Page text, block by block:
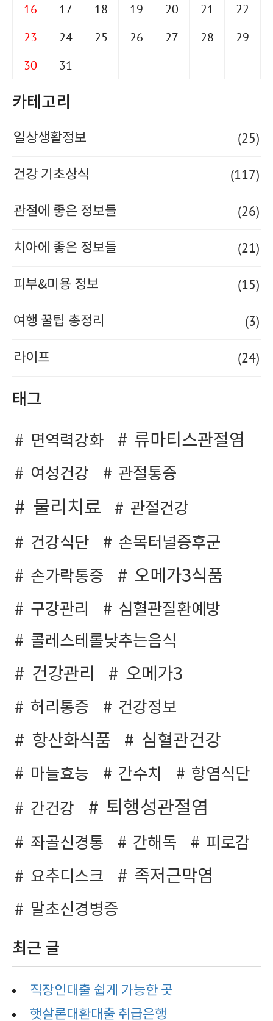
16
17 18 19 20 21
22
23
24 25 26 27 28
29
30
31
카테고리
일상생활정보 (25)
건강 기초상식 (117)
관절에 좋은 정보들 (26)
치아에 좋은 정보들 (21)
피부&미용 정보 (15)
여행 꿀팁 총정리 (3)
라이프 (24)
태그
면역력강화 류마티스관절염
여성건강 관절통증
물리치료
관절건강
건강식단
손목터널증후군
손가락통증
오메가3식품
구강관리
심혈관질환예방
콜레스테롤낮추는음식
건강관리 오메가3
허리통증 건강정보
항산화식품 심혈관건강
마늘효능 간수치
항염식단
간건강
퇴행성관절염
좌골신경통 간해독
피로감
요추디스크
족저근막염
말초신경병증
최근 글
직장인대출 쉽게 가능한 곳
햇살론대환대출 취급은행